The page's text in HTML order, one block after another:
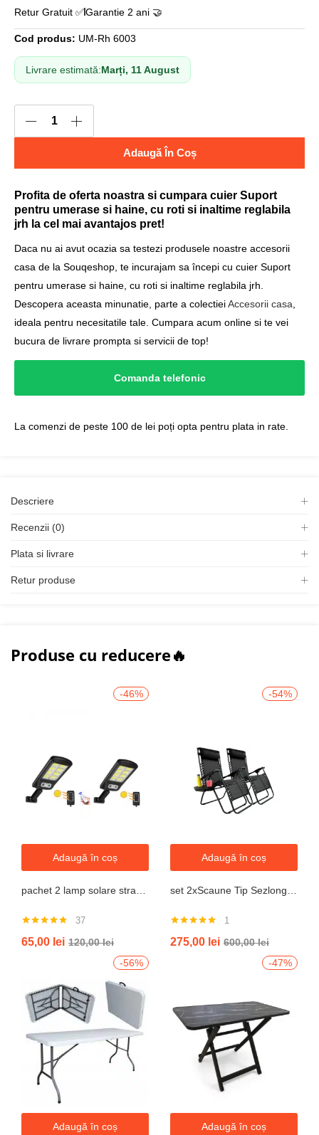
Retur Gratuit ✅Garantie 2 ani 🤝
Cod produs: UM-Rh 6003
Livrare estimată:Marți, 11 August
Adaugă În Coș
Profita de oferta noastra si cumpara cuier Suport
pentru umerase si haine, cu roti si inaltime reglabila
jrh la cel mai avantajos pret!
Daca nu ai avut ocazia sa testezi produsele noastre accesorii
casa de la Souqeshop, te incurajam sa începi cu cuier Suport
pentru umerase si haine, cu roti si inaltime reglabila jrh.
Descopera aceasta minunatie, parte a colectieiAccesorii casa
ideala pentru necesitatile tale. Cumpara acum online si te vei
bucura de livrare prompta si servicii de top!
Comanda telefonic
La comenzi de peste 100 de lei poți opta pentru plata in rate.
Descriere
Recenzii (0)
Plata si livrare
Retur produse
Produse cu reducere🔥
-46%
Adaugă în coș
4.76din 5
37
65,00 lei 120,00lei
-54%
Adaugă în coș
5.00din 5
1
275,00 lei 600,00lei
-56%
Adaugă în coș
-47%
Adaugă în coș